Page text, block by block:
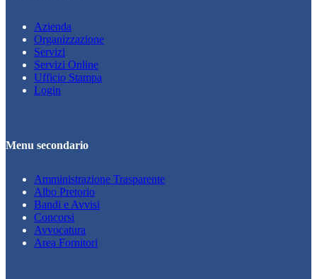
Azienda
Organizzazione
Servizi
Servizi Online
Ufficio Stampa
Login
Menu secondario
Amministrazione Trasparente
Albo Pretorio
Bandi e Avvisi
Concorsi
Avvocatura
Area Fornitori